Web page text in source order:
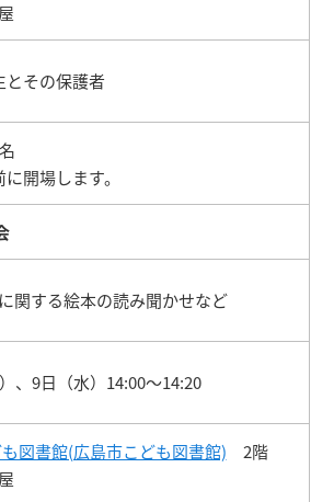
とその保護者
開場します。
関する絵本の読み聞かせなど
、9日（水）14:00～14:20
図書館(広島市こども図書館) 2階